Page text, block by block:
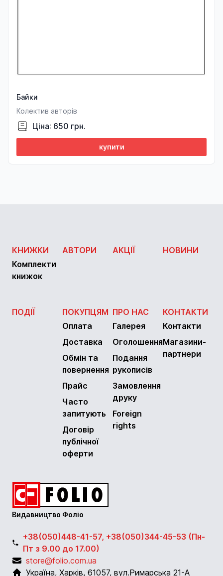
Байки
Колектив авторів
Ціна: 650 грн.
купити
КНИЖКИ
Комплекти
книжок
АВТОРИ АКЦІЇ НОВИНИ
ПОДІЇ
ПОКУПЦЯМ
Оплата
Доставка
Обмін та
повернення
Прайс
Часто
запитують
Договір
публічної
оферти
ПРО НАС
Галерея
Оголошення
Подання
рукописів
Замовлення
друку
Foreign
rights
КОНТАКТИ
Контакти
Магазини-
партнери
Видавництво Фоліо
+38(050)448-41-57, +38(050)344-45-53 (Пн-
Пт з 9.00 до 17.00)
store@folio.com.ua
Україна, Харків, 61057, вул.Римарська 21-А